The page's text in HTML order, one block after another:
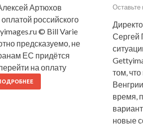
Артюхов
российского
© Bill Varie
предсказуемо, не
ЕС придётся
на оплату
Оставьте
Сергей
том,
время,
новые